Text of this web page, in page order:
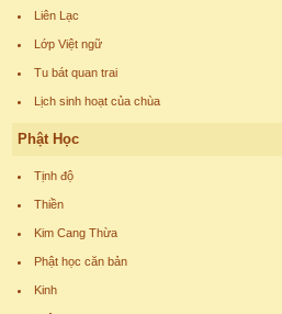
Liên Lạc
Lớp Việt ngữ
Tu bát quan trai
Lịch sinh hoạt của chùa
Phật Học
Tịnh độ
Thiền
Kim Cang Thừa
Phật học căn bản
Kinh